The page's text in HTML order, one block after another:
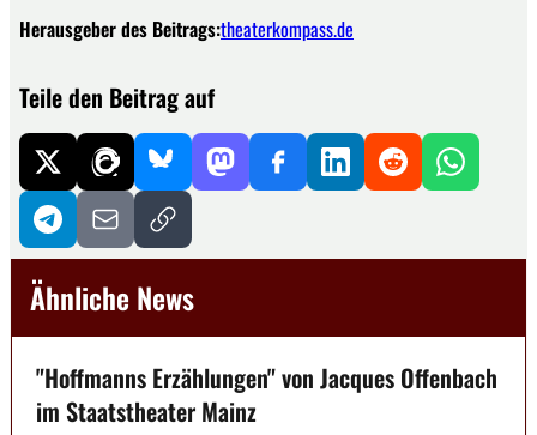
Herausgeber des Beitrags:theaterkompass.de
Teile den Beitrag auf
Ähnliche News
"Hoffmanns Erzählungen" von Jacques Offenbach
im Staatstheater Mainz